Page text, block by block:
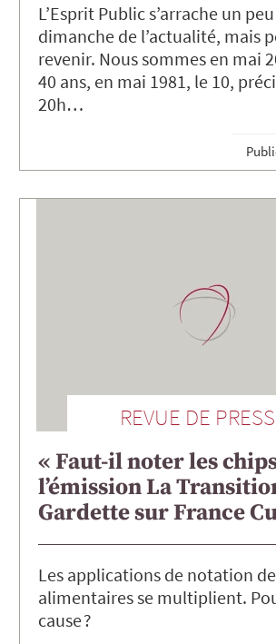
L’Esprit Public s’arrache un
dimanche de l’actualité, mais
revenir. Nous sommes en mai
40 ans, en mai 1981, le 10,
20h…
REVUE DE
« Faut-il noter les chips
l’émission La
Gardette sur France
Les applications de notation
alimentaires se multiplient.
cause ?